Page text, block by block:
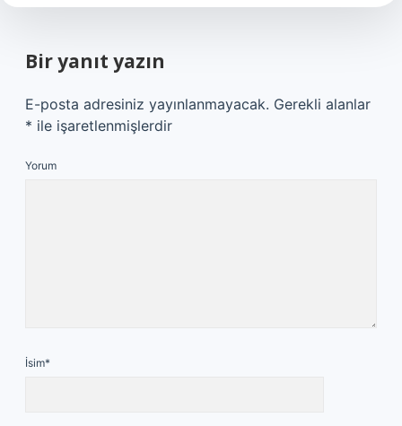
Bir yanıt yazın
E-posta adresiniz yayınlanmayacak. Gerekli alanlar
* ile işaretlenmişlerdir
Yorum
İsim*